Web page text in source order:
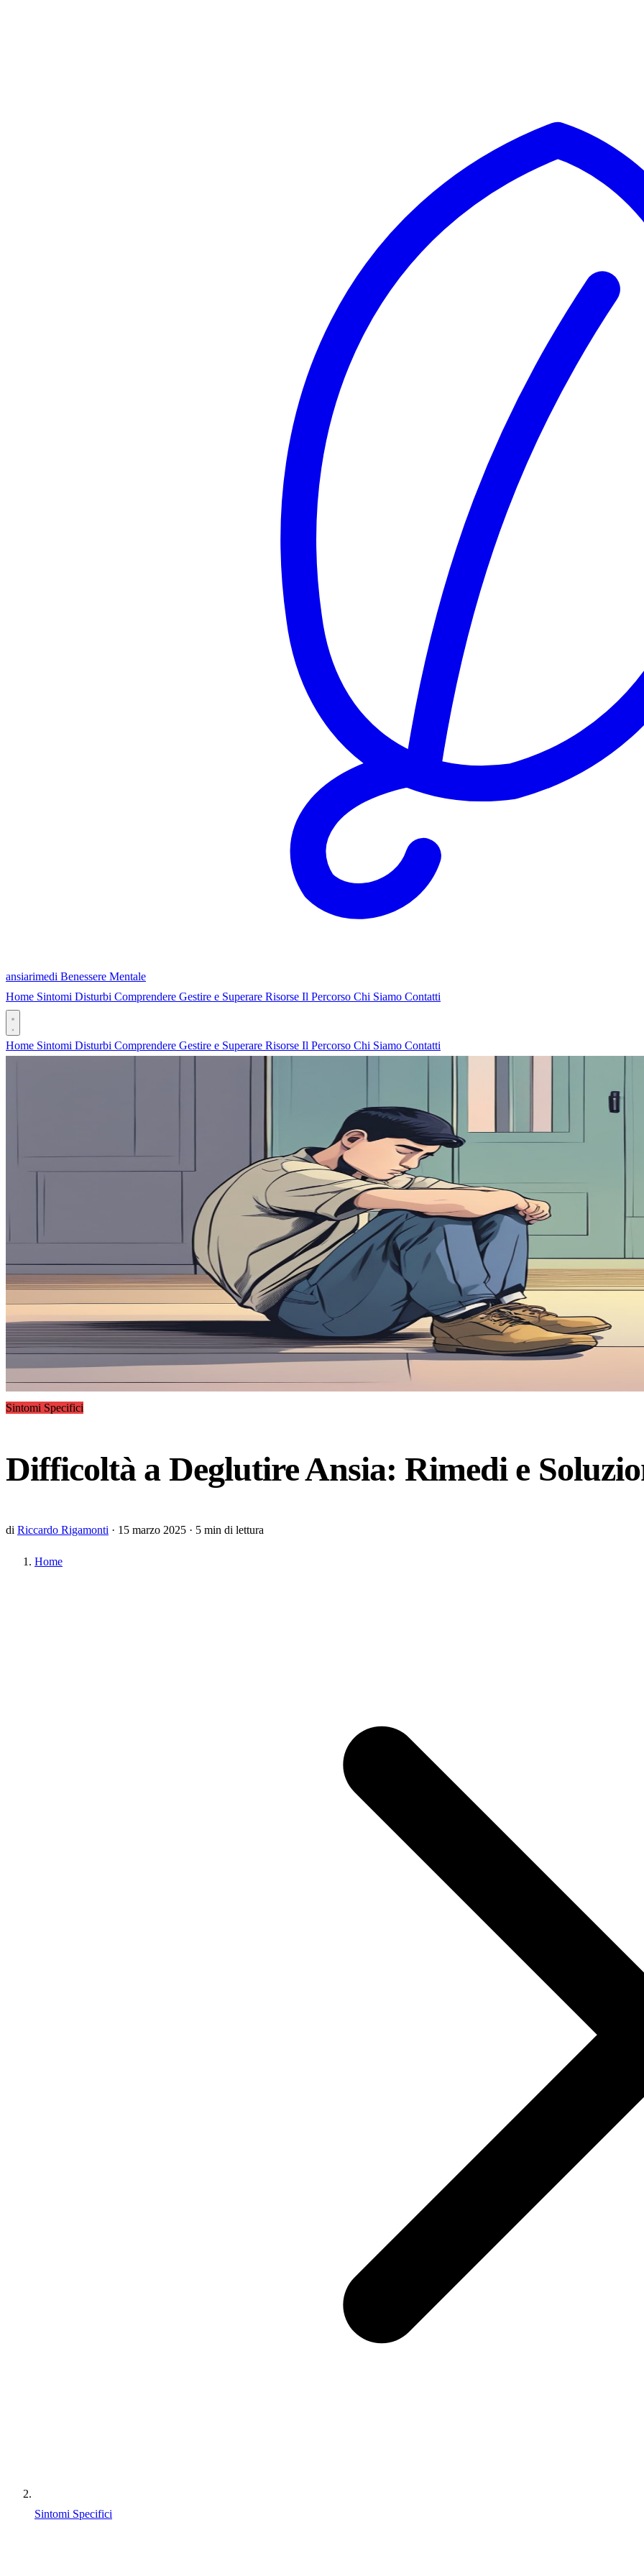
ansiarimedi Benessere Mentale
Home Sintomi Disturbi Comprendere Gestire e Superare Risorse Il Percorso Chi Siamo Contatti
Home Sintomi Disturbi Comprendere Gestire e Superare Risorse Il Percorso Chi Siamo Contatti
Sintomi Specifici
Difficoltà a Deglutire Ansia: Rimedi e
di Riccardo Rigamonti · 15 marzo 2025 · 5 min di lettura
Home
Sintomi Specifici